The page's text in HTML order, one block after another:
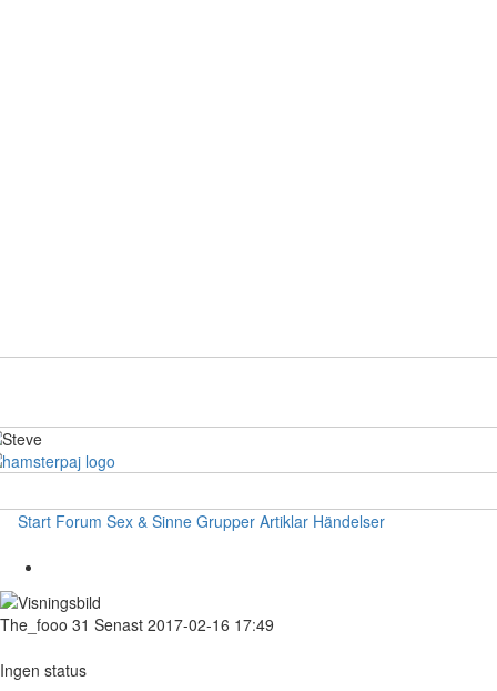
Start Forum Sex & Sinne Grupper Artiklar Händelser
The_fooo 31 Senast 2017-02-16 17:49
Ingen status